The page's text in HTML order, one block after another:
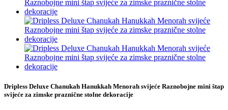
Dripless Deluxe Chanukah Hanukkah Menorah svijeće Raznobojne mini štap
svijeće za zimske praznične stolne dekoracije